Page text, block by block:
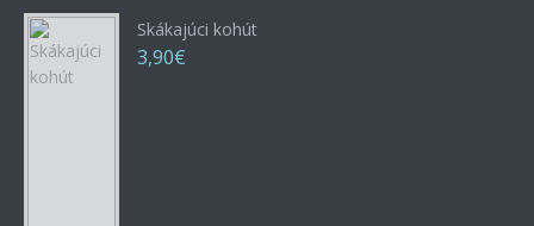
Skákajúci kohút
3,90€